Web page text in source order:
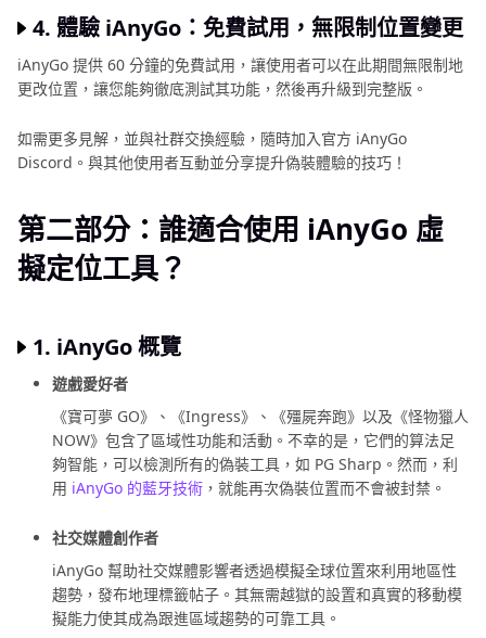
4. 體驗 iAnyGo：免費試用，無限制位置變更
iAnyGo 提供 60 分鐘的免費試用，讓使用者可以在此期間無限制地
更改位置，讓您能夠徹底測試其功能，然後再升級到完整版。
如需更多見解，並與社群交換經驗，隨時加入官方 iAnyGo
Discord。與其他使用者互動並分享提升偽裝體驗的技巧！
第二部分：誰適合使用 iAnyGo 虛
擬定位工具？
1. iAnyGo 概覽
遊戲愛好者
《寶可夢 GO》、《Ingress》、《殭屍奔跑》以及《怪物獵人
NOW》包含了區域性功能和活動。不幸的是，它們的算法足
夠智能，可以檢測所有的偽裝工具，如 PG Sharp。然而，利
用 iAnyGo 的藍牙技術 ，就能再次偽裝位置而不會被封禁。
社交媒體創作者
iAnyGo 幫助社交媒體影響者透過模擬全球位置來利用地區性
趨勢，發布地理標籤帖子。其無需越獄的設置和真實的移動模
擬能力使其成為跟進區域趨勢的可靠工具。